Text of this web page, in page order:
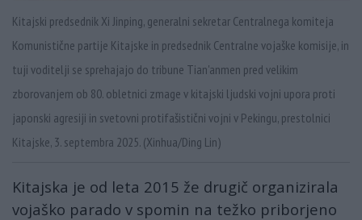
Kitajski predsednik Xi Jinping, generalni sekretar Centralnega komiteja
Komunistične partije Kitajske in predsednik Centralne vojaške komisije, in
tuji voditelji se sprehajajo do tribune Tian'anmen pred velikim
zborovanjem ob 80. obletnici zmage v kitajski ljudski vojni upora proti
japonski agresiji in svetovni protifašistični vojni v Pekingu, prestolnici
Kitajske, 3. septembra 2025. (Xinhua/Ding Lin)
Kitajska je od leta 2015 že drugič organizirala
vojaško parado v spomin na težko priborjeno